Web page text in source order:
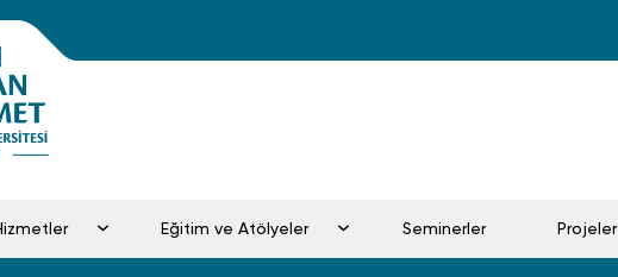
Hizmetler Eğitim ve Atölyeler Seminerler Projeler